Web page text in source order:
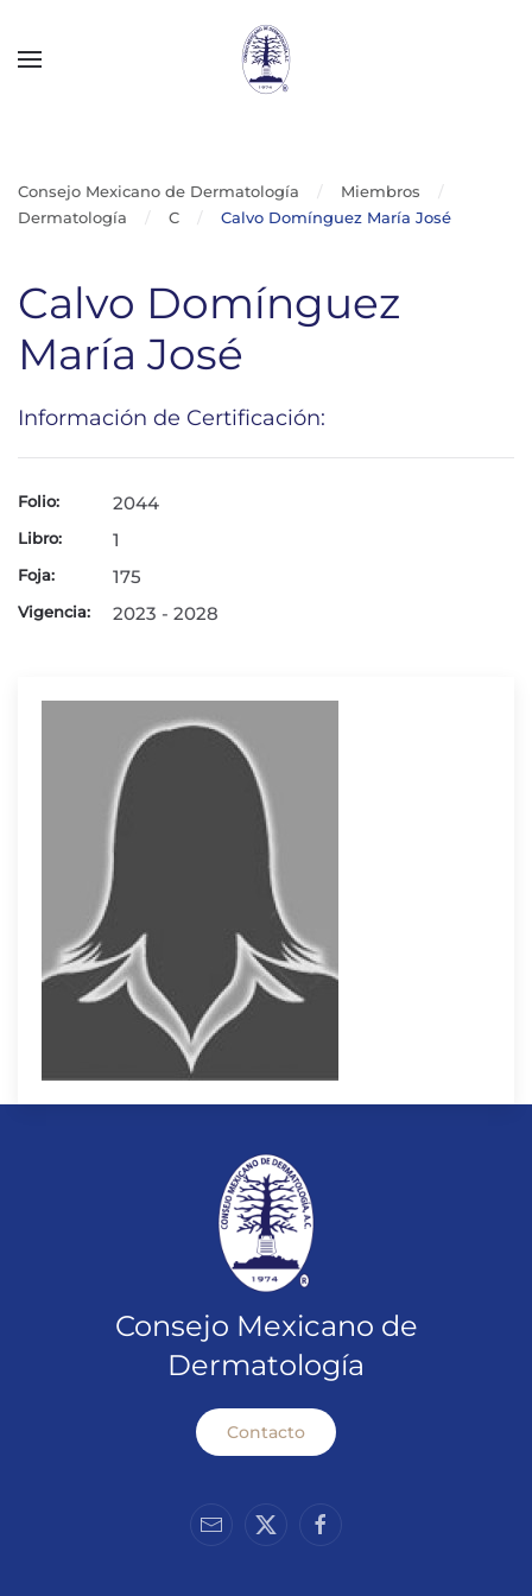
Consejo Mexicano de Dermatología
Miembros
Dermatología
C Calvo Domínguez María José
Calvo Domínguez
María José
Información de Certificación:
Folio: 2044
Libro: 1
Foja: 175
Vigencia: 2023 - 2028
Consejo Mexicano de
Dermatología
Contacto